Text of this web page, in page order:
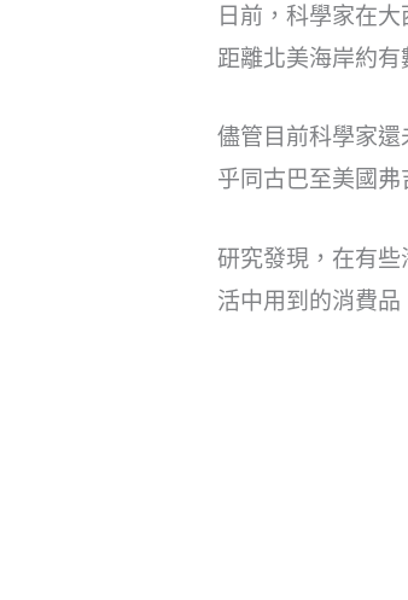
日前，科學家在
距離北美海岸約有
儘管目前科學家
乎同古巴至美國弗
研究發現，在有
活中用到的消費品